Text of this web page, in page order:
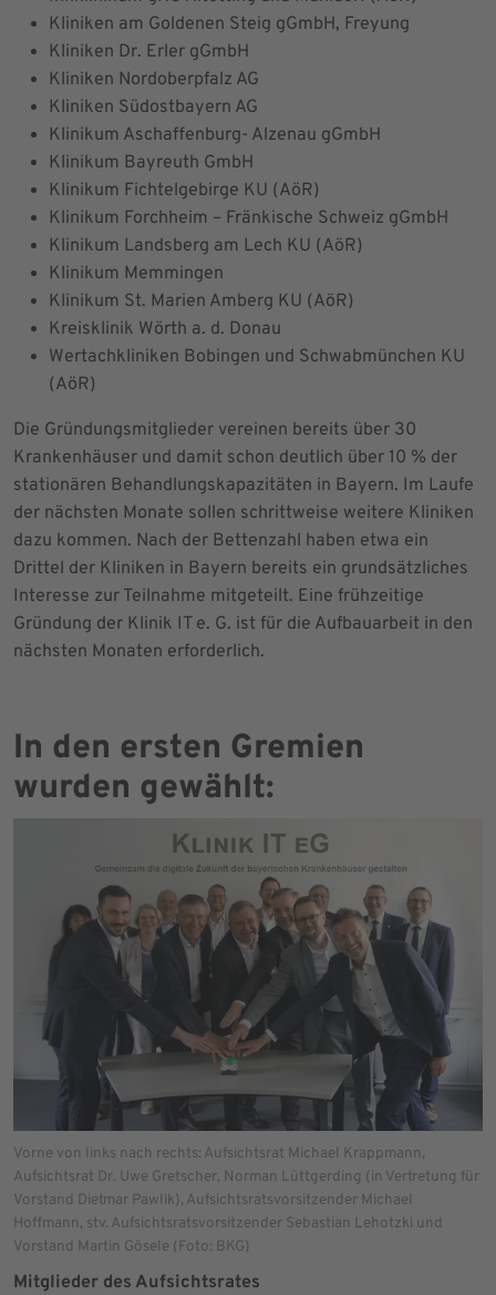
Kliniken am Goldenen Steig gGmbH, Freyung
Kliniken Dr. Erler gGmbH
Kliniken Nordoberpfalz AG
Kliniken Südostbayern AG
Klinikum Aschaffenburg- Alzenau gGmbH
Klinikum Bayreuth GmbH
Klinikum Fichtelgebirge KU (AöR)
Klinikum Forchheim – Fränkische Schweiz gGmbH
Klinikum Landsberg am Lech KU (AöR)
Klinikum Memmingen
Klinikum St. Marien Amberg KU (AöR)
Kreisklinik Wörth a. d. Donau
Wertachkliniken Bobingen und Schwabmünchen KU
(AöR)
Die Gründungsmitglieder vereinen bereits über 30
Krankenhäuser und damit schon deutlich über 10 % der
stationären Behandlungskapazitäten in Bayern. Im Laufe
der nächsten Monate sollen schrittweise weitere Kliniken
dazu kommen. Nach der Bettenzahl haben etwa ein
Drittel der Kliniken in Bayern bereits ein grundsätzliches
Interesse zur Teilnahme mitgeteilt. Eine frühzeitige
Gründung der Klinik IT e. G. ist für die Aufbauarbeit in den
nächsten Monaten erforderlich.
In den ersten Gremien
wurden gewählt:
Vorne von links nach rechts: Aufsichtsrat Michael Krappmann,
Aufsichtsrat Dr. Uwe Gretscher, Norman Lüttgerding (in Vertretung für
Vorstand Dietmar Pawlik), Aufsichtsratsvorsitzender Michael
Hoffmann, stv. Aufsichtsratsvorsitzender Sebastian Lehotzki und
Vorstand Martin Gösele (Foto: BKG)
Mitglieder des Aufsichtsrates